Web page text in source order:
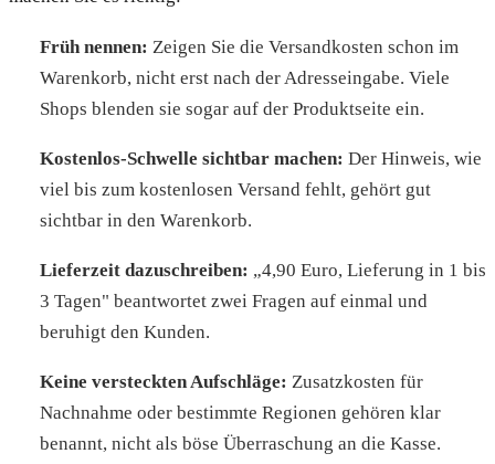
Früh nennen: Zeigen Sie die Versandkosten schon im
Warenkorb, nicht erst nach der Adresseingabe. Viele
Shops blenden sie sogar auf der Produktseite ein.
Kostenlos-Schwelle sichtbar machen: Der Hinweis, wie
viel bis zum kostenlosen Versand fehlt, gehört gut
sichtbar in den Warenkorb.
Lieferzeit dazuschreiben: „4,90 Euro, Lieferung in 1 bis
3 Tagen" beantwortet zwei Fragen auf einmal und
beruhigt den Kunden.
Keine versteckten Aufschläge: Zusatzkosten für
Nachnahme oder bestimmte Regionen gehören klar
benannt, nicht als böse Überraschung an die Kasse.